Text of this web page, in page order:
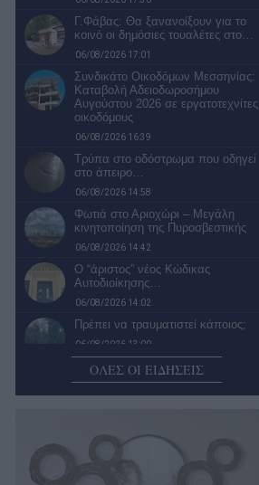
Γ.Φάβας: Θα ξανανοίξουν για το
κοινό οι δημόσιες τουαλέτες στο…
06/08/2026 17:01
Συνδικάτο Οικοδόμων Μεσσηνίας:
Καταβολή Αδειοδωροσήμου
Αυγούστου 2026 σε εργατοτεχνίτες
οικοδόμους
06/08/2026 16:39
Τρύπα στο οδόστρωμα που οδηγεί
στο άπειρο…
06/08/2026 14:58
Φωτιά στο Αριοχώρι – Μεγάλη
κινητοποίηση της Πυροσβεστικής
06/08/2026 14:42
Ο “άριστος” νέος Κώδικας
Αυτοδιοίκησης…
06/08/2026 14:02
Πρέπει να τραυματιστεί κάποιος;
06/08/2026 13:00
Παρεμβάσεις και έργα σε πληγείσες
Action» στον Άρι
06/08/2026 11:01
ΟΛΕΣ ΟΙ ΕΙΔΗΣΕΙΣ